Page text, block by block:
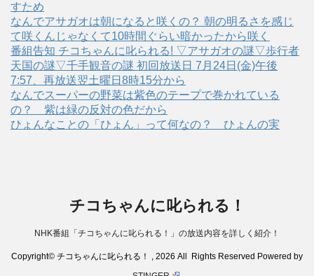
すため
なんでアサガオは朝になると咲くの？ 朝の明るさを感じ
て咲くんじゃなくて10時間ぐらい暗かったから咲く
番組告知 チコちゃんに叱られる! ▽アサガオの謎▽歩行者
天国の謎▽千手観音の謎 初回放送日 7月24日(金)午後
7:57、再放送翌土曜日8時15分から
なんでスーパーの野菜は紫色のテープで巻かれている
の？ 紫は緑の反対の色だから
ひょんなことの「ひょん」って何なの？ ひょんの実
チコちゃんに叱られる！
NHK番組「チコちゃんに叱られる！」の放送内容を詳しく紹介！
Copyright© チコちゃんに叱られる！ , 2026 All Rights Reserved Powered by